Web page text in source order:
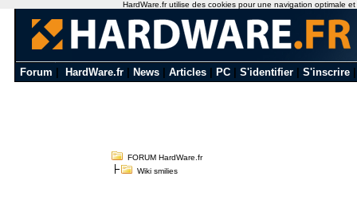
Forum HardWare.fr News Articles PC S'identifier S'inscrire
FORUM HardWare.fr
Wiki smilies
HardWare.fr utilise des cookies pour une navigation optimale